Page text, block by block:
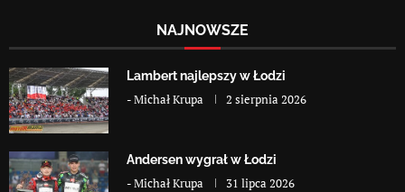
NAJNOWSZE
Lambert najlepszy w Łodzi
-Michał Krupa 2 sierpnia 2026
Andersen wygrał w Łodzi
-Michał Krupa 31 lipca 2026